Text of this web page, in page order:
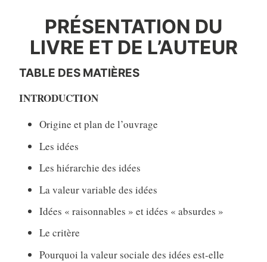
PRÉSENTATION DU
LIVRE ET DE L’AUTEUR
TABLE DES MATIÈRES
INTRODUCTION
Origine et plan de l’ouvrage
Les idées
Les hiérarchie des idées
La valeur variable des idées
Idées « raisonnables » et idées « absurdes »
Le critère
Pourquoi la valeur sociale des idées est-elle